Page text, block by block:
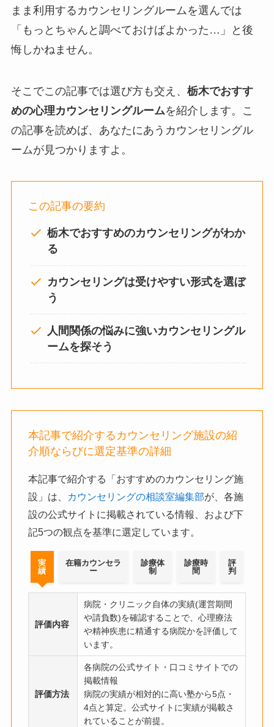
まま利用するカウンセリングルームを選んでは
「もっとちゃんと調べておけばよかった…」と後
悔しかねません。
そこでこの記事では選び方も交え、 栃木でおすす
めの心理カウンセリングルームを紹介します。こ
の記事を読めば、あなたにあうカウンセリングル
ームが見つかりますよ。
この記事の要約
栃木でおすすめのカウンセリングがわか
る
カウンセリングは受けやすい形式を選ぼ
う
人間関係の悩みに強いカウンセリングル
ームを探そう
本記事で紹介するカウンセリング施設の紹
介順ならびに選定基準の詳細
本記事で紹介する「おすすめのカウンセリング施
設」は、
カウンセリングの相談室編集部が、各施
設の公式サイトに掲載されている情報、および下
記5つの観点を基準に選定しています。
実
績
在籍カウンセラ
ー
診療体
制
診療時
間
評
判
評価内容
病院・クリニック自体の実績(運営期間
や請負数)を確認することで、心理療法
や精神疾患に精通する病院かを評価して
います。
評価方法
各病院の公式サイト・口コミサイトでの
掲載情報
病院の実績が相対的に高い塾から5点・
4点と算定。公式サイトに実績が掲載さ
れていることが前提。